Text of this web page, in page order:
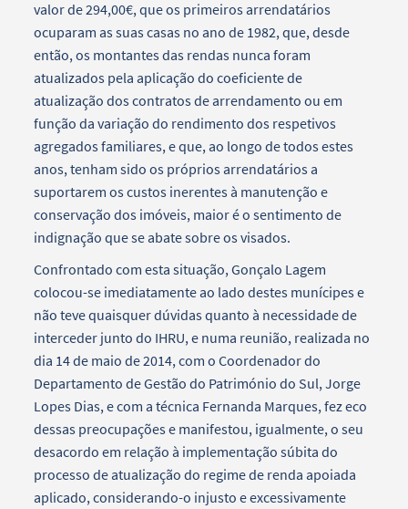
valor de 294,00€, que os primeiros arrendatários
ocuparam as suas casas no ano de 1982, que, desde
então, os montantes das rendas nunca foram
atualizados pela aplicação do coeficiente de
atualização dos contratos de arrendamento ou em
função da variação do rendimento dos respetivos
agregados familiares, e que, ao longo de todos estes
anos, tenham sido os próprios arrendatários a
suportarem os custos inerentes à manutenção e
conservação dos imóveis, maior é o sentimento de
indignação que se abate sobre os visados.
Confrontado com esta situação, Gonçalo Lagem
colocou-se imediatamente ao lado destes munícipes e
não teve quaisquer dúvidas quanto à necessidade de
interceder junto do IHRU, e numa reunião, realizada no
dia 14 de maio de 2014, com o Coordenador do
Departamento de Gestão do Património do Sul, Jorge
Lopes Dias, e com a técnica Fernanda Marques, fez eco
dessas preocupações e manifestou, igualmente, o seu
desacordo em relação à implementação súbita do
processo de atualização do regime de renda apoiada
aplicado, considerando-o injusto e excessivamente